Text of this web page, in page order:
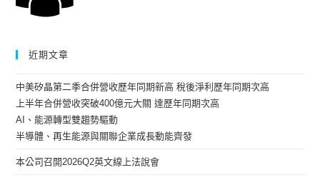
近期文章
中美矽晶第二季合併營收歷年同期新高 稅後淨利歷年同期次高
上半年合併營收突破400億元大關 達歷年同期次高
AI、能源轉型雙趨勢驅動
半導體、再生能源與關聯企業成長動能齊發
本公司召開2026Q2英文線上法說會